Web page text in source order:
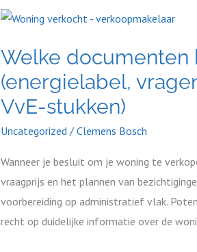
Welke documenten
(energielabel,
VvE-stukken)
Uncategorized / Clemens Bosch
Wanneer je besluit om je woning te
vraagprijs en het plannen van
voorbereiding op administratief vlak.
recht op duidelijke informatie over de
Welke
heb
je
nodig
voor
verkoop?
(energielabel,
vragenlijst,
roerende